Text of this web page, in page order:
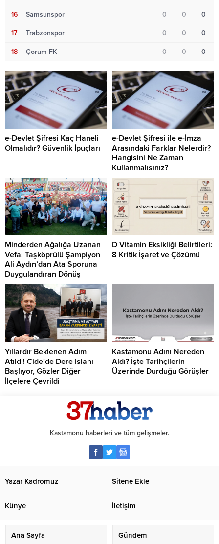
16 Samsunspor 0 0 0
17 Trabzonspor 0 0 0
18 Çorum FK 0 0 0
e-Devlet Şifresi Kaç Haneli
Olmalıdır? Güvenlik İpuçları
e-Devlet Şifresi ile e-İmza
Arasındaki Farklar Nelerdir?
Hangisini Ne Zaman
Kullanmalısınız?
Minderden Ağalığa Uzanan
Vefa: Taşköprülü Şampiyon
Ali Aydın’dan Ata Sporuna
Duygulandıran Dönüş
D Vitamin Eksikliği Belirtileri:
8 Kritik İşaret ve Çözümü
Yıllardır Beklenen Adım
Atıldı! Cide’de Dere Islahı
Başlıyor, Gözler Diğer
İlçelere Çevrildi
Kastamonu Adını Nereden
Aldı? İşte Tarihçilerin
Üzerinde Durduğu Görüşler
Kastamonu haberleri ve tüm gelişmeler.
Yazar Kadromuz Sitene Ekle
Künye İletişim
Ana Sayfa Gündem